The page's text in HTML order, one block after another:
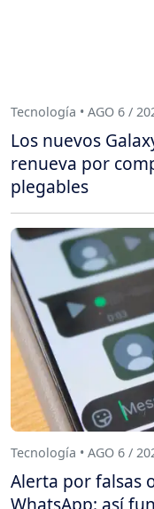
Tecnología • AGO 6 /
Los nuevos
renueva por
plegables
Tecnología • AGO 6 /
Alerta por falsas
WhatsApp: así